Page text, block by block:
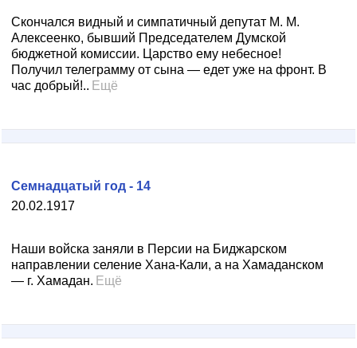
Скончался видный и симпатичный депутат М. М.
Алексеенко, бывший Председателем Думской
бюджетной комиссии. Царство ему небесное!
Получил телеграмму от сына — едет уже на фронт. В
час добрый!.. Ещё
20.02.1917
Семнадцатый год - 14
Наши войска заняли в Персии на Биджарском
направлении селение Хана-Кали, а на Хамаданском
— г. Хамадан. Ещё